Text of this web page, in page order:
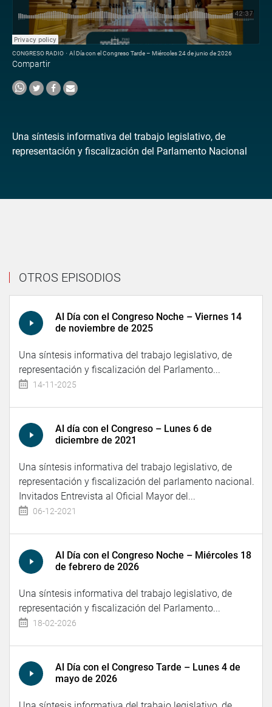
CONGRESO RADIO · Al Día con el Congreso Tarde – Miércoles 24 de junio de 2026
Compartir
Una síntesis informativa del trabajo legislativo, de
representación y fiscalización del Parlamento Nacional
OTROS EPISODIOS
Al Día con el Congreso Noche – Viernes 14
de noviembre de 2025
Una síntesis informativa del trabajo legislativo, de
representación y fiscalización del Parlamento...
14-11-2025
Al día con el Congreso – Lunes 6 de
diciembre de 2021
Una síntesis informativa del trabajo legislativo, de
representación y fiscalización del parlamento nacional.
Invitados Entrevista al Oficial Mayor del...
06-12-2021
Al Día con el Congreso Noche – Miércoles 18
de febrero de 2026
Una síntesis informativa del trabajo legislativo, de
representación y fiscalización del Parlamento...
18-02-2026
Al Día con el Congreso Tarde – Lunes 4 de
mayo de 2026